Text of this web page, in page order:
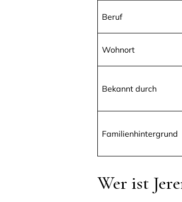
Beruf
Wohnort
Bekannt durch
Familienhintergrund
Wer ist